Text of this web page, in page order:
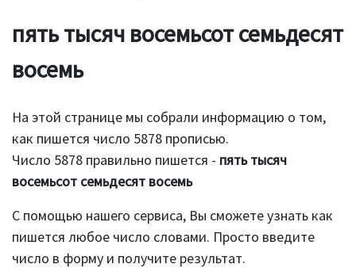
пять тысяч восемьсот семьдесят
восемь
На этой странице мы собрали информацию о том,
как пишется число 5878 прописью.
Число 5878 правильно пишется - пять тысяч
восемьсот семьдесят восемь
С помощью нашего сервиса, Вы сможете узнать как
пишется любое число словами. Просто введите
число в форму и получите результат.